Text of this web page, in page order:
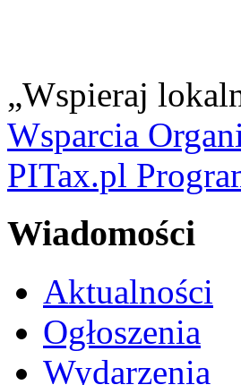
„Wspieraj
Wsparcia
PITax.pl
Wiadomości
Aktualności
Ogłoszenia
Wydarzenia